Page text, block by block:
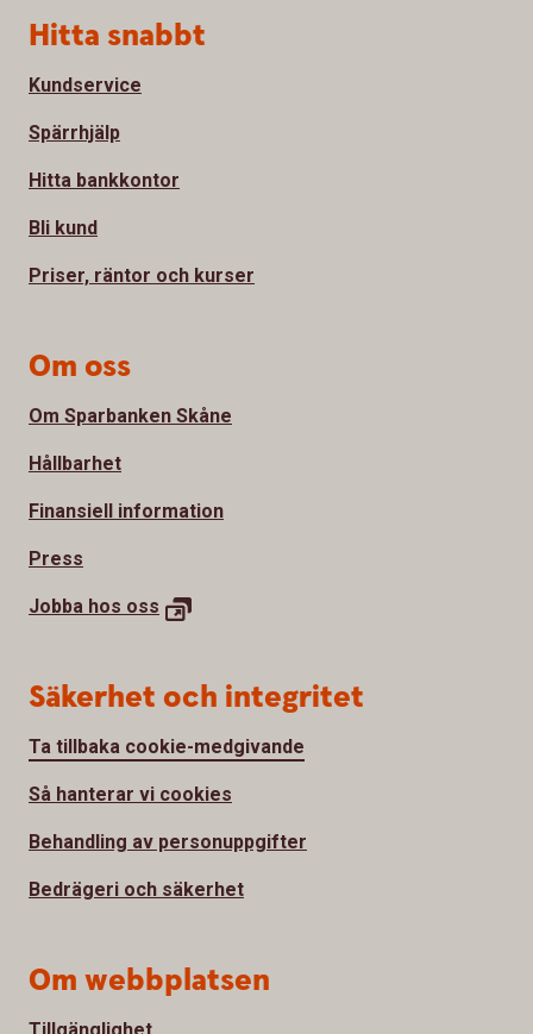
Sidfot
Hitta snabbt
Kundservice
Spärrhjälp
Hitta bankkontor
Bli kund
Priser, räntor och kurser
Om oss
Om Sparbanken Skåne
Hållbarhet
Finansiell information
Press
Jobba hos oss
Säkerhet och integritet
Ta tillbaka cookie-medgivande
Så hanterar vi cookies
Behandling av personuppgifter
Bedrägeri och säkerhet
Om webbplatsen
Tillgänglighet